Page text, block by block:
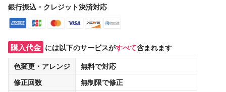
銀行振込・クレジット決済対応
購入代金 には以下のサービスがすべて含まれます
色変更・アレンジ
無料で対応
修正回数
無制限で修正